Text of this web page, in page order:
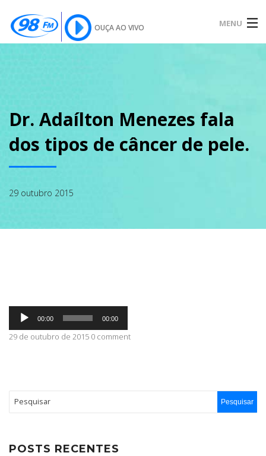
OUÇA AO VIVO MENU
SOBRE
CONTATO
Dr. Adaílton Menezes fala
dos tipos de câncer de pele.
29 outubro 2015
Tocador
áudio
00:00 00:00
29 de outubro de 2015 0 comment
POSTS RECENTES